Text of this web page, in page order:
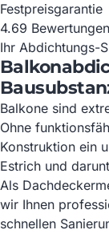
Festpreisgarantie
4.69 Bewertungen
Ihr Abdichtungs-
Balkone sind
Ohne
Konstruktion ein
Estrich und
Als
wir Ihnen
schnellen